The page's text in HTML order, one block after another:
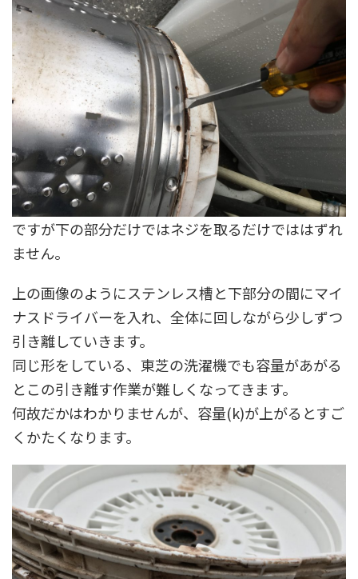
ですが下の部分だけではネジを取るだけでははずれ
ません。
上の画像のようにステンレス槽と下部分の間にマイ
ナスドライバーを入れ、全体に回しながら少しずつ
引き離していきます。
同じ形をしている、東芝の洗濯機でも容量があがる
とこの引き離す作業が難しくなってきます。
何故だかはわかりませんが、容量(k)が上がるとすご
くかたくなります。